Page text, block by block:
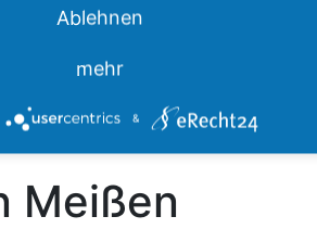
Meißen
Ablehnen
mehr
&